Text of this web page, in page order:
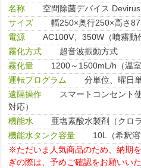
名称
空間除菌デバイス
サイズ
幅250×奥行250×高さ
電源
AC100V、350W（噴霧動
霧化方式
超音波振動方式
霧化量
1200～1500mL/h（温
運転プログラム
分単位、曜日
遠隔操作
スマートコンセント
対応）
機能水
亜塩素酸水製剤（クロ
機能水タンク容量
10L（希釈溶
※ただいま人気商品のため、納期
ぎの際は、予めご確認をお願いいた